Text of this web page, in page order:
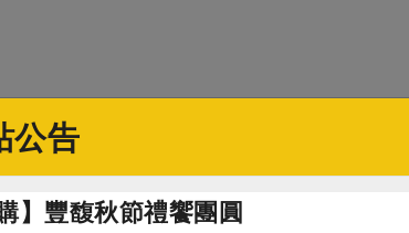
公告
】豐馥秋節禮饗團圓